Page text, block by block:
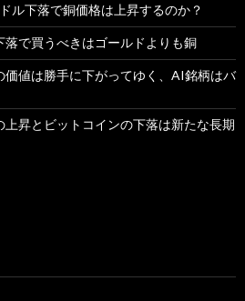
ル下落で銅価格は上昇するのか？
落で買うべきはゴールドよりも銅
価値は勝手に下がってゆく、AI銘柄はバ
昇とビットコインの下落は新たな長期